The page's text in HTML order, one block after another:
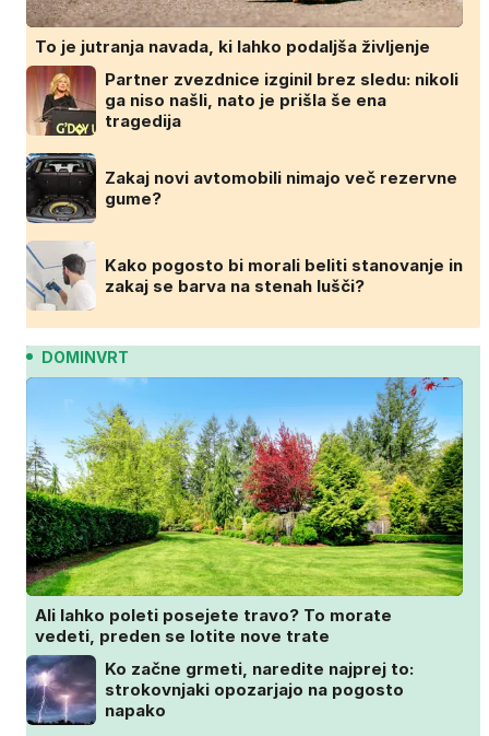
To je jutranja navada, ki lahko podaljša življenje
Partner zvezdnice izginil brez sledu: nikoli
ga niso našli, nato je prišla še ena
tragedija
Zakaj novi avtomobili nimajo več rezervne
gume?
Kako pogosto bi morali beliti stanovanje in
zakaj se barva na stenah lušči?
DOMINVRT
Ali lahko poleti posejete travo? To morate
vedeti, preden se lotite nove trate
Ko začne grmeti, naredite najprej to:
strokovnjaki opozarjajo na pogosto
napako